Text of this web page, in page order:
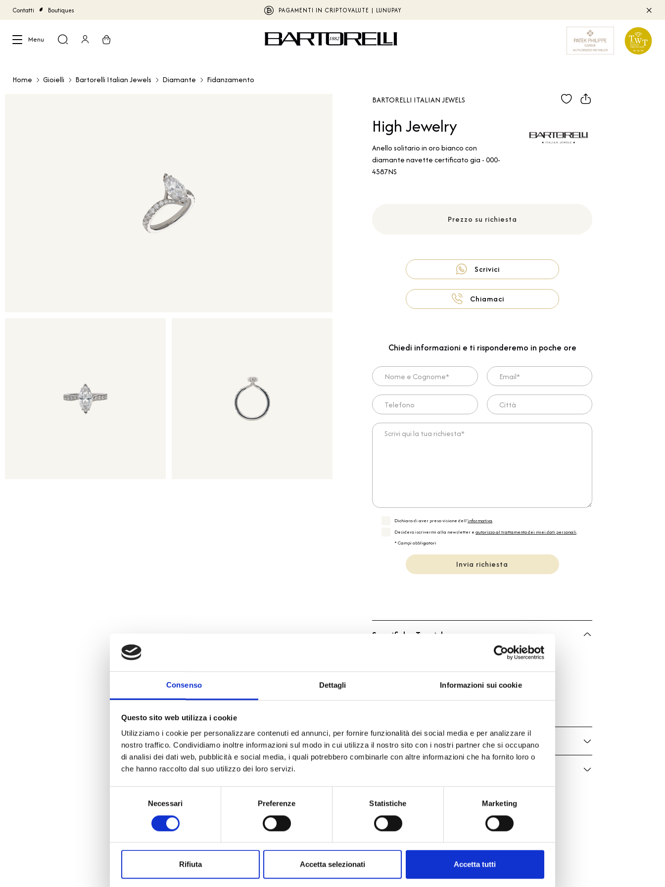
Consenso Dettagli Informazioni sui cookie
Questo sito web utilizza i cookie
Utilizziamo i cookie per personalizzare contenuti ed annunci, per fornire funzionalità dei social media e per analizzare il
nostro traffico. Condividiamo inoltre informazioni sul modo in cui utilizza il nostro sito con i nostri partner che si occupano
di analisi dei dati web, pubblicità e social media, i quali potrebbero combinarle con altre informazioni che ha fornito loro o
che hanno raccolto dal suo utilizzo dei loro servizi.
Necessari Preferenze Statistiche Marketing
Rifiuta Accetta selezionati Accetta tutti
Contatti Boutiques PAGAMENTI IN CRIPTOVALUTE | LUNUPAY
Menu
Home Gioielli Bartorelli Italian Jewels Diamante
Fidanzamento
BARTORELLI ITALIAN JEWELS
High Jewelry
Anello solitario in oro bianco con
diamante navette certificato gia - 000-
4587NS
Prezzo su richiesta
Scrivici
Chiamaci
Chiedi informazioni e ti risponderemo in poche ore
Nome e Cognome* Email*
Telefono Città
Scrivi qui la tua richiesta*
Dichiaro di aver preso visione dell'informativa.
Desidero iscrivermi alla newsletter e autorizzo al trattamento dei miei dati personali.
* Campi obbligatori
Invia richiesta
Specifiche Tecniche
Bartorelli Italian Jewels
000-4587NS
Per
Donna
Descrizione